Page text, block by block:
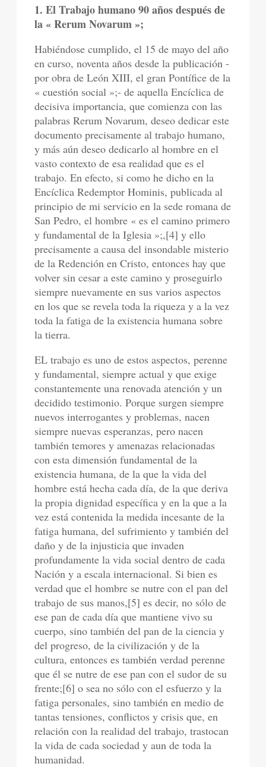
1. El Trabajo humano 90 años después de
la « Rerum Novarum »;
Habiéndose cumplido, el 15 de mayo del año
en curso, noventa años desde la publicación -
por obra de León XIII, el gran Pontífice de la
« cuestión social »;- de aquella Encíclica de
decisiva importancia, que comienza con las
palabras Rerum Novarum, deseo dedicar este
documento precisamente al trabajo humano,
y más aún deseo dedicarlo al hombre en el
vasto contexto de esa realidad que es el
trabajo. En efecto, si como he dicho en la
Encíclica Redemptor Hominis, publicada al
principio de mi servicio en la sede romana de
San Pedro, el hombre « es el camino primero
y fundamental de la Iglesia »;,[4] y ello
precisamente a causa del insondable misterio
de la Redención en Cristo, entonces hay que
volver sin cesar a este camino y proseguirlo
siempre nuevamente en sus varios aspectos
en los que se revela toda la riqueza y a la vez
toda la fatiga de la existencia humana sobre
la tierra.
EL trabajo es uno de estos aspectos, perenne
y fundamental, siempre actual y que exige
constantemente una renovada atención y un
decidido testimonio. Porque surgen siempre
nuevos interrogantes y problemas, nacen
siempre nuevas esperanzas, pero nacen
también temores y amenazas relacionadas
con esta dimensión fundamental de la
existencia humana, de la que la vida del
hombre está hecha cada día, de la que deriva
la propia dignidad específica y en la que a la
vez está contenida la medida incesante de la
fatiga humana, del sufrimiento y también del
daño y de la injusticia que invaden
profundamente la vida social dentro de cada
Nación y a escala internacional. Si bien es
verdad que el hombre se nutre con el pan del
trabajo de sus manos,[5] es decir, no sólo de
ese pan de cada día que mantiene vivo su
cuerpo, sino también del pan de la ciencia y
del progreso, de la civilización y de la
cultura, entonces es también verdad perenne
que él se nutre de ese pan con el sudor de su
frente;[6] o sea no sólo con el esfuerzo y la
fatiga personales, sino también en medio de
tantas tensiones, conflictos y crisis que, en
relación con la realidad del trabajo, trastocan
la vida de cada sociedad y aun de toda la
humanidad.